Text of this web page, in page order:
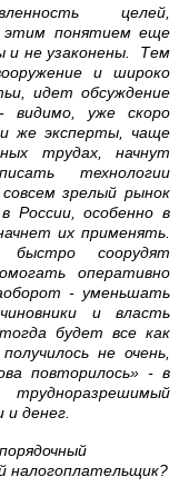
целей,
этим понятием еще
и не узаконены. Тем
и широко
идет обсуждение
- видимо, уже скоро
же эксперты, чаще
трудах, начнут
технологии
зрелый рынок
России, особенно в
их применять.
быстро соорудят
оперативно
- уменьшать
и власть
будет все как
не очень,
повторилось» - в
денег.
налогоплательщик?